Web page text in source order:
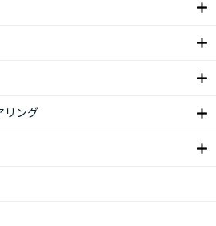
リング